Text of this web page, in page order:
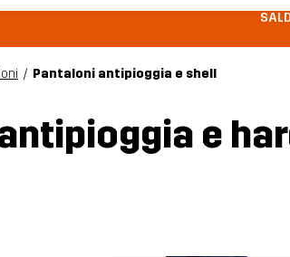
Pantaloni antipioggia e shell
e